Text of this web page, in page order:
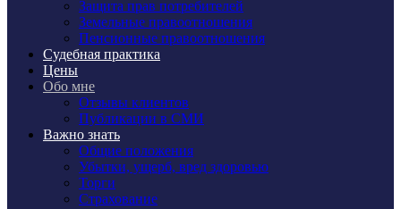
Защита прав потребителей
Земельные правоотношения
Пенсионные правоотношения
Судебная практика
Цены
Обо мне
Отзывы клиентов
Публикации в СМИ
Важно знать
Общие положения
Убытки, ущерб, вред здоровью
Торги
Страхование